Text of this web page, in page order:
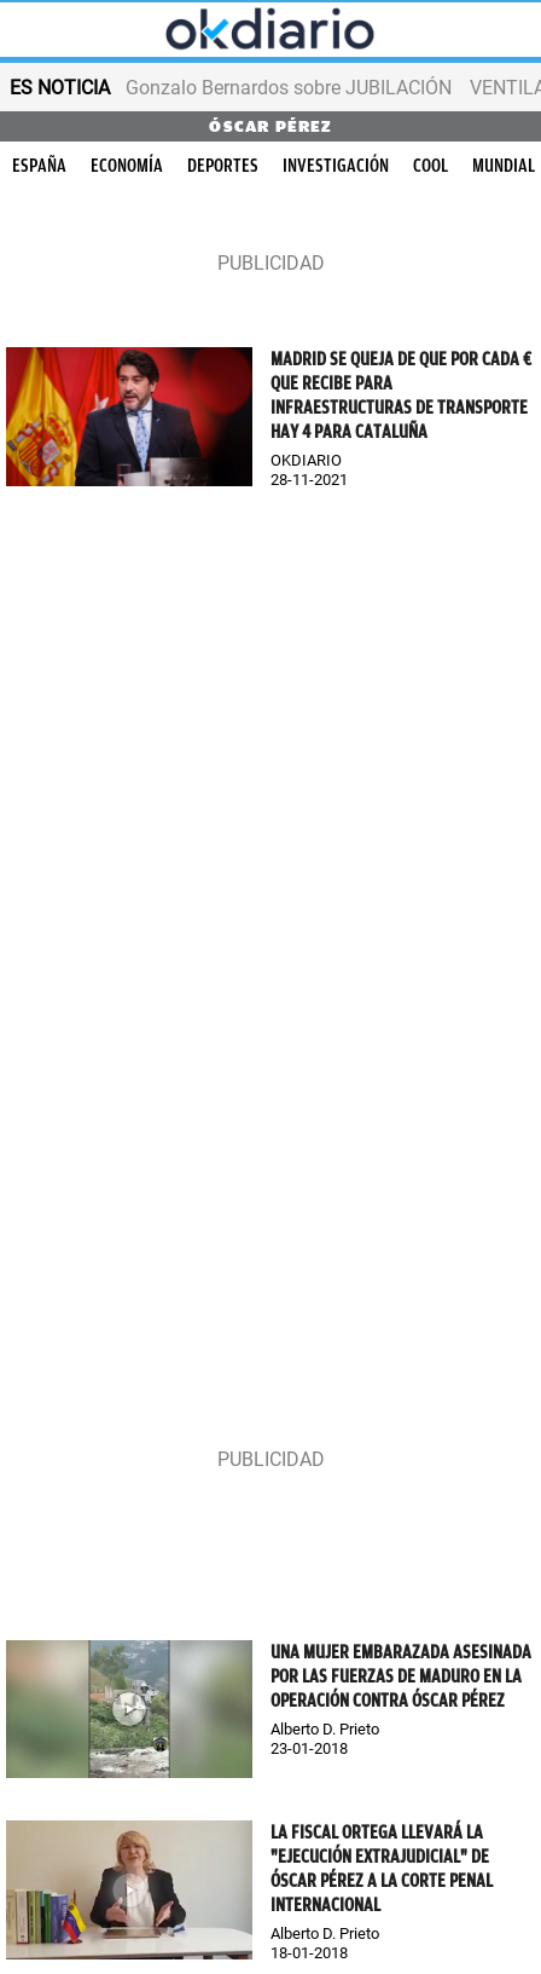
ES NOTICIA Gonzalo Bernardos sobre JUBILACIÓN
ÓSCAR PÉREZ
ESPAÑA ECONOMÍA DEPORTES INVESTIGACIÓN COOL MUNDIAL
MADRID SE QUEJA DE QUE POR CADA €
QUE RECIBE PARA
INFRAESTRUCTURAS DE TRANSPORTE
HAY 4 PARA CATALUÑA
OKDIARIO
28-11-2021
UNA MUJER EMBARAZADA ASESINADA
POR LAS FUERZAS DE MADURO EN LA
OPERACIÓN CONTRA ÓSCAR PÉREZ
Alberto D. Prieto
23-01-2018
LA FISCAL ORTEGA LLEVARÁ LA
"EJECUCIÓN EXTRAJUDICIAL" DE
ÓSCAR PÉREZ A LA CORTE PENAL
INTERNACIONAL
Alberto D. Prieto
18-01-2018